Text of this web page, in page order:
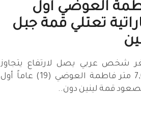
العوضي أول
تعتلي قمة جبل
شخص عربي يصل لارتفاع يتجاوز
7,000 متر فاطمة العوضي (19) عاماً أول